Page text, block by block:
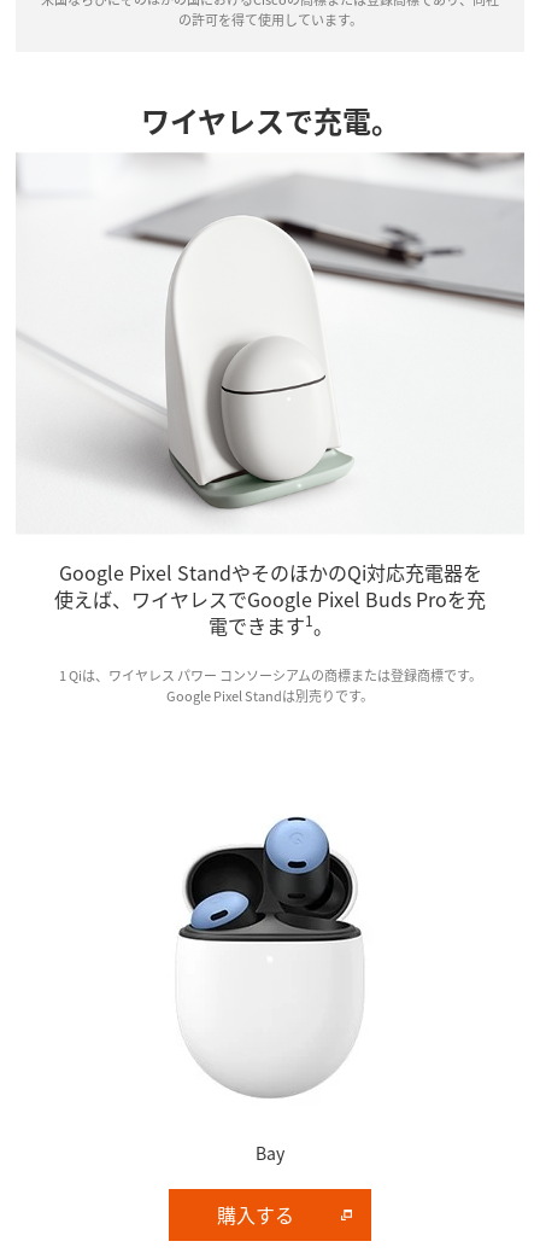
の許可を得て使用しています。
Google Pixel StandやそのほかのQi対応充電器を
使えば、ワイヤレスでGoogle Pixel Buds Proを充
電できます1。
1 Qiは、ワイヤレス パワー コンソーシアムの商標または登録商標です。
Google Pixel Standは別売りです。
ワイヤレスで充電。
Bay
購入する